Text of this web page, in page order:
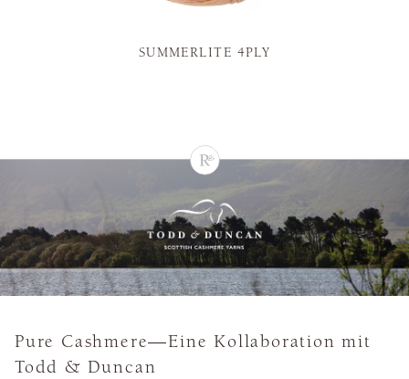
SUMMERLITE 4PLY
Pure Cashmere—Eine Kollaboration mit
Todd & Duncan